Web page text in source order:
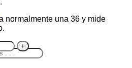
normalmente una 36 y mide